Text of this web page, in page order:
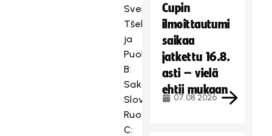
Sveitsi,
Tšekki
ja
Puola
B:
Saksa,
Slovakia,Suomija
Ruotsi
C:
Cupin
ilmoittautumi
saikaa
jatkettu 16.8.
asti – vielä
ehtii mukaan
07.08.2026